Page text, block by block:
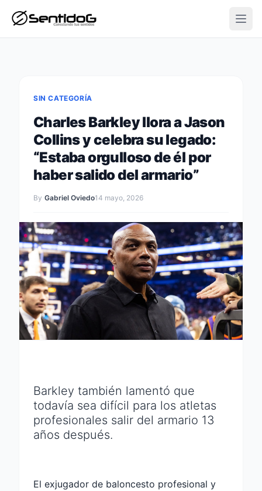
SIN CATEGORÍA
Charles Barkley llora a Jason
Collins y celebra su legado:
“Estaba orgulloso de él por
haber salido del armario”
By Gabriel Oviedo14 mayo, 2026
Barkley también lamentó que
todavía sea difícil para los atletas
profesionales salir del armario 13
años después.
El exjugador de baloncesto profesional y